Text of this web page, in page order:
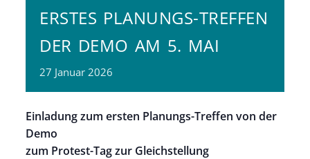
ERSTES PLANUNGS-TREFFEN
DER DEMO AM 5. MAI
27 Januar 2026
Einladung zum ersten Planungs-Treffen von der
Demo
zum Protest-Tag zur Gleichstellung